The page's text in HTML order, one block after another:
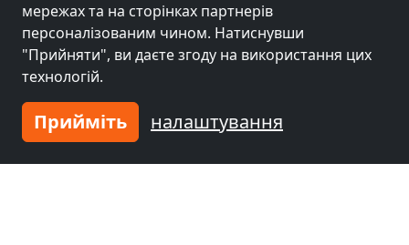
Гірчиця біля
Фюрт(36 km)
Гірчиця біля
Ерланген(45 km)
Гірчиця біля
Ingolstadt(47 km)
мережах та на сторінках партнерів
персоналізованим чином. Натиснувши
"Прийняти", ви даєте згоду на використання цих
технологій.
Прийміть налаштування